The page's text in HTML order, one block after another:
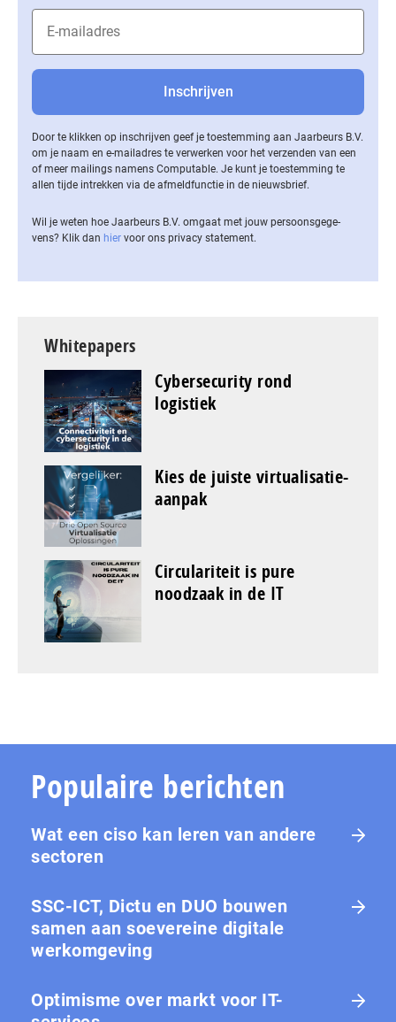
Door te klikken op inschrijven geef je toestemming aan Jaarbeurs B.V.
om je naam en e-mailadres te verwerken voor het verzenden van een
of meer mailings namens Computable. Je kunt je toestemming te
allen tijde intrekken via de af­meld­func­tie in de nieuwsbrief.
Wil je weten hoe Jaarbeurs B.V. omgaat met jouw per­soons­ge­ge­
vens? Klik dan hier voor ons privacy statement.
Whitepapers
Cybersecurity rond
logistiek
Kies de juiste virtualisatie-
aanpak
Circulariteit is pure
noodzaak in de IT
Populaire berichten
Wat een ciso kan leren van andere
sectoren
SSC-ICT, Dictu en DUO bouwen
samen aan soevereine digitale
werkomgeving
Optimisme over markt voor IT-